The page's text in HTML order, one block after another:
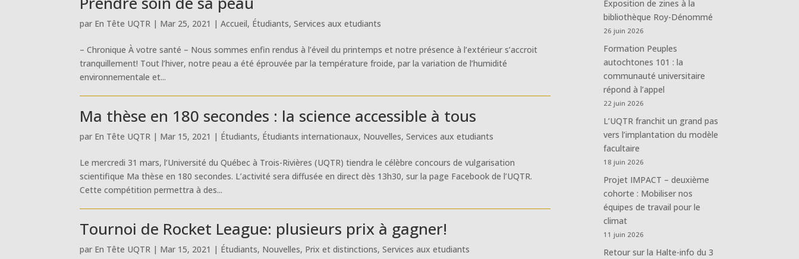
par En Tête UQTR | Mar 25, 2021 |Accueil, Étudiants,Services aux etudiants
– Chronique À votre santé – Nous sommes enfin rendus à l’éveil du printemps et notre présence à l’extérieur s’accroit
tranquillement! Tout l’hiver, notre peau a été éprouvée par la température froide, par la variation de l’humidité
environnementale et...
Ma thèse en 180 secondes : la science accessible à tous
par En Tête UQTR | Mar 15, 2021 | Étudiants, Étudiants internationaux, Nouvelles,Services aux etudiants
Le mercredi 31 mars, l’Université du Québec à Trois-Rivières (UQTR) tiendra le célèbre concours de vulgarisation
scientifique Ma thèse en 180 secondes. L’activité sera diffusée en direct dès 13h30, sur la page Facebook de l’UQTR.
Cette compétition permettra à des...
Tournoi de Rocket League: plusieurs prix à gagner!
par En Tête UQTR | Mar 15, 2021 | Étudiants, Nouvelles, Prix et distinctions,Services aux etudiants
Exposition de zines à la
bibliothèque Roy-Dénommé
26 juin 2026
Formation Peuples
autochtones 101 : la
communauté universitaire
répond à l’appel
22 juin 2026
L’UQTR franchit un grand pas
vers l’implantation du modèle
facultaire
18 juin 2026
Projet IMPACT – deuxième
cohorte : Mobiliser nos
équipes de travail pour le
climat
11 juin 2026
Retour sur la Halte-info du 3